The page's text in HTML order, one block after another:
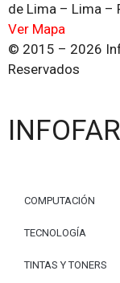
de Lima – Lima –
Ver Mapa
© 2015 – 2026
Reservados
COMPUTACIÓN
TECNOLOGÍA
TINTAS Y TONERS